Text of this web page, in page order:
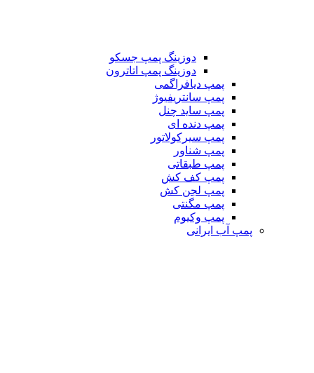
دوزینگ پمپ جسکو
دوزینگ پمپ اتاترون
پمپ دیافراگمی
پمپ سانتریفیوژ
پمپ ساید چنل
پمپ دنده ای
پمپ سیرکولاتور
پمپ شناور
پمپ طبقاتی
پمپ کف کش
پمپ لجن کش
پمپ مگنتی
پمپ وکیوم
پمپ آب ایرانی